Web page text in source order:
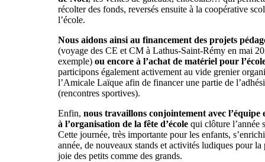
récolter des fonds, reversés ensuite à la coopérative
l’école.
Nous aidons ainsi au financement des projets
(voyage des CE et CM à Lathus-Saint-Rémy en mai
exemple) ou encore à l’achat de matériel pour
participons également activement au vide grenier
l’Amicale Laïque afin de financer une partie de
(rencontres sportives).
Enfin, nous travaillons conjointement avec l’équipe
à l’organisation de la fête d’école qui clôture l’année
Cette journée, très importante pour les enfants,
année, de nouveaux stands et activités ludiques pour la
joie des petits comme des grands.